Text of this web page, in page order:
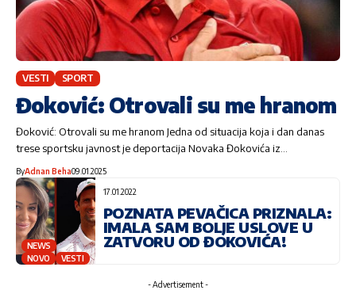
VESTI SPORT
Đoković: Otrovali su me hranom
Đoković: Otrovali su me hranom Jedna od situacija koja i dan danas
trese sportsku javnost je deportacija Novaka Đokovića iz…
ByAdnan Beha09.01.2025
17.01.2022
POZNATA PEVAČICA PRIZNALA:
IMALA SAM BOLJE USLOVE U
ZATVORU OD ĐOKOVIĆA!
NEWS
NOVO
VESTI
- Advertisement -